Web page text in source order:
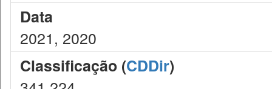
Data
2021, 2020
Classificação (CDDir)